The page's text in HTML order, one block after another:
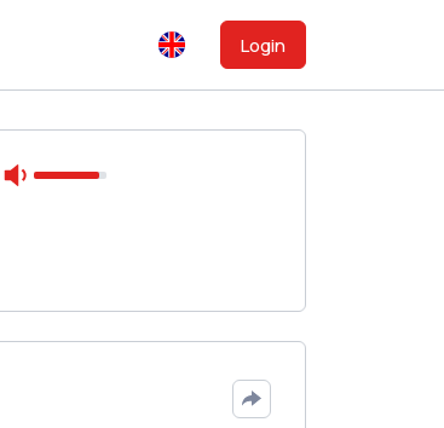
Login